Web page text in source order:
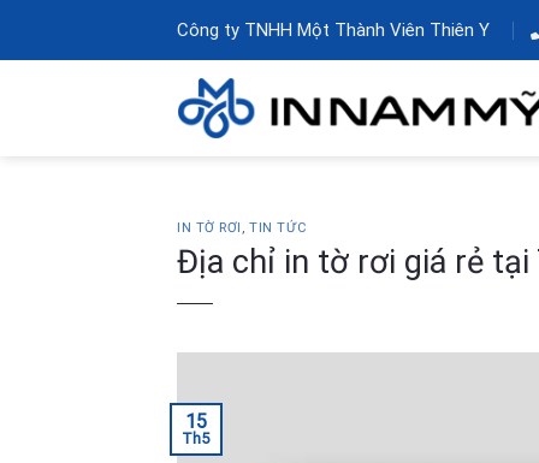
Công ty TNHH Một Thành Viên Thiên Y
IN TỜ RƠI ,TIN TỨC
Địa chỉ in tờ rơi giá rẻ tại
15
Th5